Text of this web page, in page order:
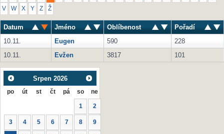
V W X Y Z Ž
Datum Jméno Oblíbenost
Pořadí
10.11.
Eugen 590
228
10.11.
Evžen 3817 101
Srpen 2026
po út st čt pá so ne
1 2
3 4 5 6 7 8 9